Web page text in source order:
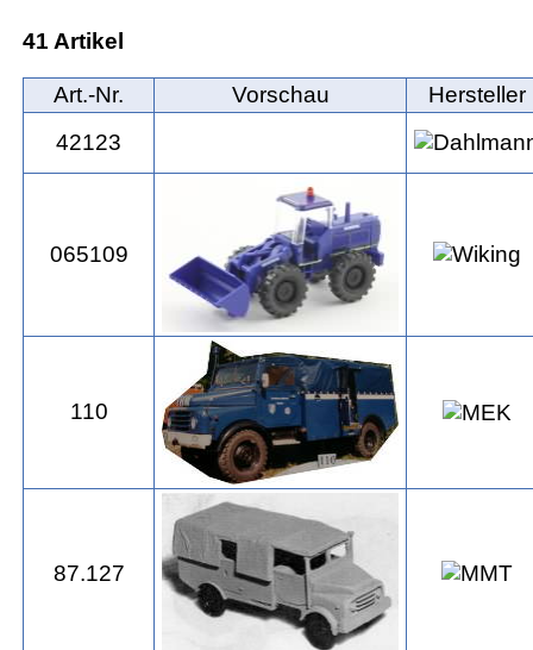
41 Artikel
Art.‑Nr. Vorschau
Hersteller
42123
065109
110
87.127